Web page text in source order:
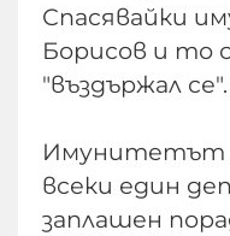
Спасявайки
Борисов и то
"въздържал се".
Имунитетът
всеки един
заплашен